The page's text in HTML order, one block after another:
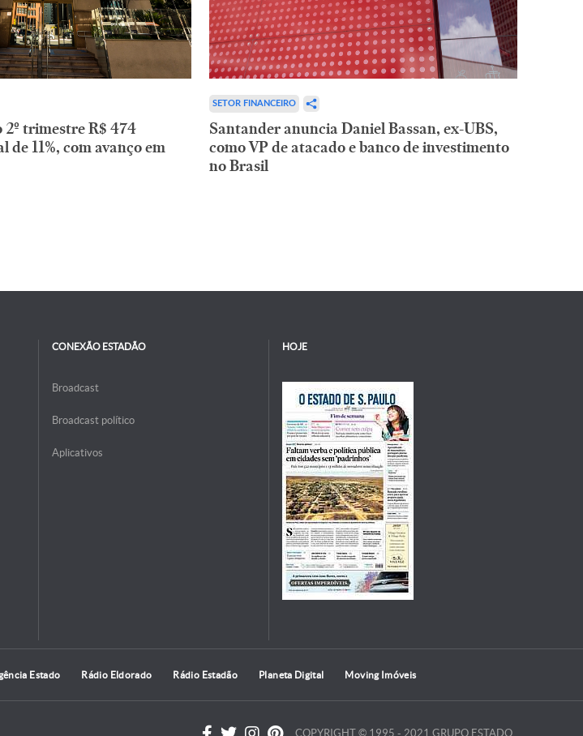
trimestre R$ 474
de 11%, com avanço em
SETOR FINANCEIRO
Santander anuncia Daniel Bassan, ex-UBS,
como VP de atacado e banco de investimento
no Brasil
CONEXÃO ESTADÃO
Broadcast
Broadcast político
Aplicativos
HOJE
Estado Rádio Eldorado Rádio Estadão Planeta Digital Moving Imóveis
COPYRIGHT © 1995 - 2021 GRUPO ESTADO